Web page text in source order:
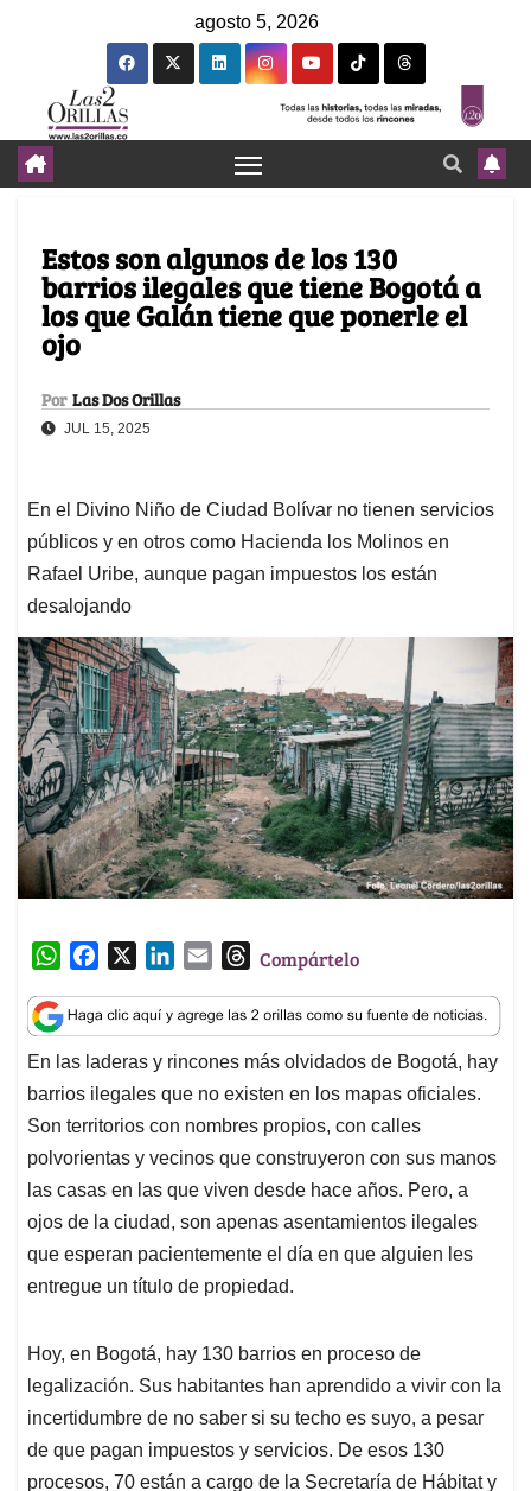
agosto 5, 2026
Estos son algunos de los 130
barrios ilegales que tiene Bogotá a
los que Galán tiene que ponerle el
ojo
Por Las Dos Orillas
JUL 15, 2025
En el Divino Niño de Ciudad Bolívar no tienen servicios
públicos y en otros como Hacienda los Molinos en
Rafael Uribe, aunque pagan impuestos los están
desalojando
W
a
t
s
A
p
p
c
e
b
o
o
k
n
k
e
d
I
n
a
i
l
T
r
e
a
d
s
Compártelo
En las laderas y rincones más olvidados de Bogotá, hay
barrios ilegales que no existen en los mapas oficiales.
Son territorios con nombres propios, con calles
polvorientas y vecinos que construyeron con sus manos
las casas en las que viven desde hace años. Pero, a
ojos de la ciudad, son apenas asentamientos ilegales
que esperan pacientemente el día en que alguien les
entregue un título de propiedad.
Hoy, en Bogotá, hay 130 barrios en proceso de
legalización. Sus habitantes han aprendido a vivir con la
incertidumbre de no saber si su techo es suyo, a pesar
de que pagan impuestos y servicios. De esos 130
procesos, 70 están a cargo de la Secretaría de Hábitat y